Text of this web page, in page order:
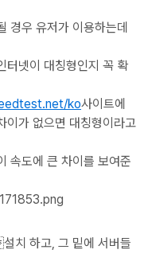
경우 유저가 이용하는데
터넷이 대칭형인지 꼭 확
ko사이트에
이가 없으면 대칭형이라고
속도에 큰 차이를 보여준
치 하고, 그 밑에 서버들